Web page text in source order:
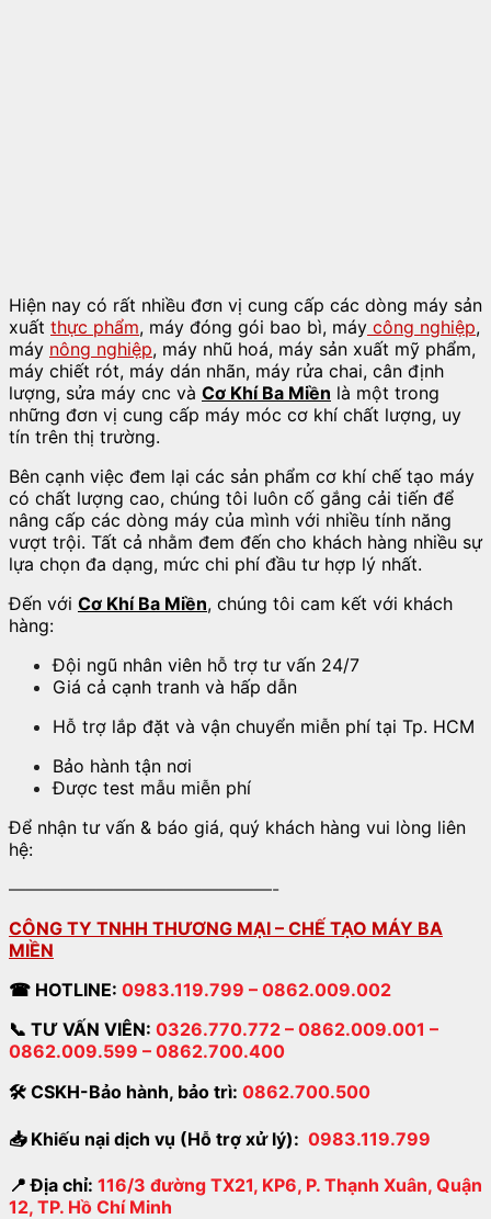
Hiện nay có rất nhiều đơn vị cung cấp các dòng máy sản
xuất thực phẩm, máy đóng gói bao bì, máy công nghiệp,
máy nông nghiệp, máy nhũ hoá, máy sản xuất mỹ phẩm,
máy chiết rót, máy dán nhãn, máy rửa chai, cân định
lượng, sửa máy cnc và Cơ Khí Ba Miền là một trong
những đơn vị cung cấp máy móc cơ khí chất lượng, uy
tín trên thị trường.
Bên cạnh việc đem lại các sản phẩm cơ khí chế tạo máy
có chất lượng cao, chúng tôi luôn cố gắng cải tiến để
nâng cấp các dòng máy của mình với nhiều tính năng
vượt trội. Tất cả nhằm đem đến cho khách hàng nhiều sự
lựa chọn đa dạng, mức chi phí đầu tư hợp lý nhất.
Đến với Cơ Khí Ba Miền, chúng tôi cam kết với khách
hàng:
Đội ngũ nhân viên hỗ trợ tư vấn 24/7
Giá cả cạnh tranh và hấp dẫn
Hỗ trợ lắp đặt và vận chuyển miễn phí tại Tp. HCM
Bảo hành tận nơi
Được test mẫu miễn phí
Để nhận tư vấn & báo giá, quý khách hàng vui lòng liên
hệ:
———————————————-
CÔNG TY TNHH THƯƠNG MẠI – CHẾ TẠO MÁY BA
MIỀN
☎ HOTLINE: 0983.119.799 – 0862.009.002
📞 TƯ VẤN VIÊN: 0326.770.772 – 0862.009.001 –
0862.009.599 – 0862.700.400
🛠 CSKH-Bảo hành, bảo trì: 0862.700.500
📥Khiếu nại dịch vụ (Hỗ trợ xử lý): 0983.119.799
📍 Địa chỉ: 116/3 đường TX21, KP6, P. Thạnh Xuân, Quận
12, TP. Hồ Chí Minh